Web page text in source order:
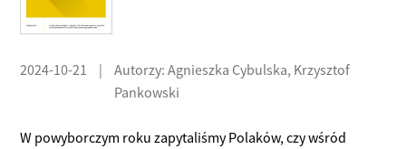
2024-10-21 |
Autorzy: Agnieszka Cybulska, Krzysztof
Pankowski
W powyborczym roku zapytaliśmy Polaków, czy wśród